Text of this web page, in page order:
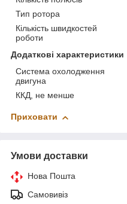
Тип ротора
Кількість швидкостей
роботи
Додаткові характеристики
Система охолодження
двигуна
ККД, не менше
Приховати
Умови доставки
Нова Пошта
Самовивіз